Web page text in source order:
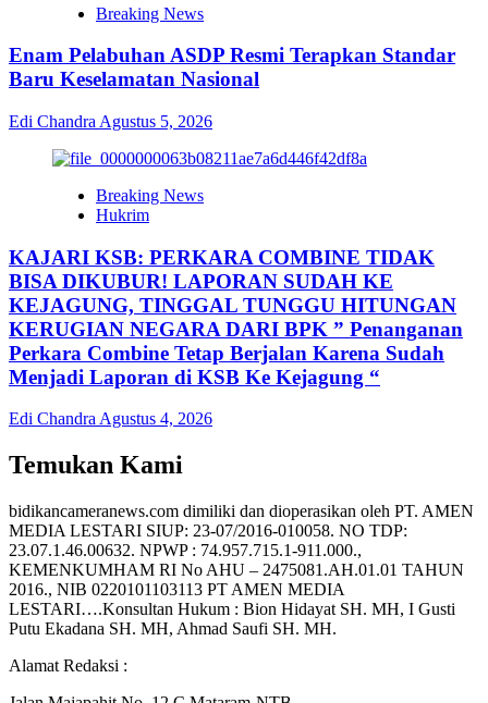
Breaking News
Enam Pelabuhan ASDP Resmi Terapkan Standar
Baru Keselamatan Nasional
Edi Chandra Agustus 5, 2026
Breaking News
Hukrim
KAJARI KSB: PERKARA COMBINE TIDAK
BISA DIKUBUR! LAPORAN SUDAH KE
KEJAGUNG, TINGGAL TUNGGU HITUNGAN
KERUGIAN NEGARA DARI BPK ” Penanganan
Perkara Combine Tetap Berjalan Karena Sudah
Menjadi Laporan di KSB Ke Kejagung “
Edi Chandra Agustus 4, 2026
Temukan Kami
bidikancameranews.com dimiliki dan dioperasikan oleh PT. AMEN
MEDIA LESTARI SIUP: 23-07/2016-010058. NO TDP:
23.07.1.46.00632. NPWP : 74.957.715.1-911.000.,
KEMENKUMHAM RI No AHU – 2475081.AH.01.01 TAHUN
2016., NIB 0220101103113 PT AMEN MEDIA
LESTARI….Konsultan Hukum : Bion Hidayat SH. MH, I Gusti
Putu Ekadana SH. MH, Ahmad Saufi SH. MH.
Alamat Redaksi :